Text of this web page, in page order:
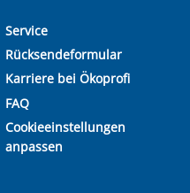
Service
Rücksendeformular
Karriere bei Ökoprofi
FAQ
Cookieeinstellungen
anpassen